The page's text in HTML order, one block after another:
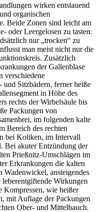
wirken entstauend
organischen
Beide Zonen sind leicht am
oder Leergelosen zu tasten.
nur „trocken“ zu
man meist nicht nur die
Zusätzlich
der Gallenblase
verschiedene
und Sitzbädern, ferner heiße
in Höhe des
rechts der Wirbelsäule bis
Packungen von
im folgenden kalte
Bereich des rechten
bei Koliken, im Intervall
Bei akuter Entzündung der
Prießnitz-Umschlägen im
Erkrankungen die kalten
Wadenwickel, ansteigendes
Wirkungen
Kompressen, wie heißer
mit Auflage der Packungen
Ober- und Mittelbauch.